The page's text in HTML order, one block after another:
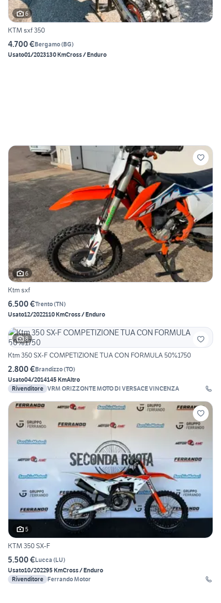
6
KTM sxf 350
4.700 €Bergamo(BG)
Usato01/2023130 KmCross / Enduro
6
Ktm sxf
6.500 €Trento(TN)
Usato12/2022110 KmCross / Enduro
8
Ktm 350 SX-F COMPETIZIONE TUA CON FORMULA 50%1750
2.800 €Brandizzo(TO)
Usato04/2014145 KmAltro
Rivenditore VRM ORIZZONTE MOTO DI VERSACE VINCENZA
5
KTM 350 SX-F
5.500 €Lucca (LU)
Usato10/202295 KmCross / Enduro
Rivenditore Ferrando Motor